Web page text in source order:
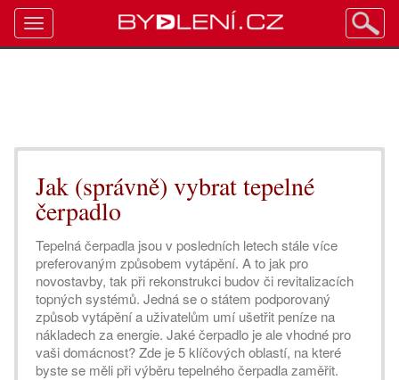
Jak (správně) vybrat tepelné
čerpadlo
Tepelná čerpadla jsou v posledních letech stále více
preferovaným způsobem vytápění. A to jak pro
novostavby, tak při rekonstrukci budov či revitalizacích
topných systémů. Jedná se o státem podporovaný
způsob vytápění a uživatelům umí ušetřit peníze na
nákladech za energie. Jaké čerpadlo je ale vhodné pro
vaši domácnost? Zde je 5 klíčových oblastí, na které
byste se měli při výběru tepelného čerpadla zaměřit.
Toggle
navigation